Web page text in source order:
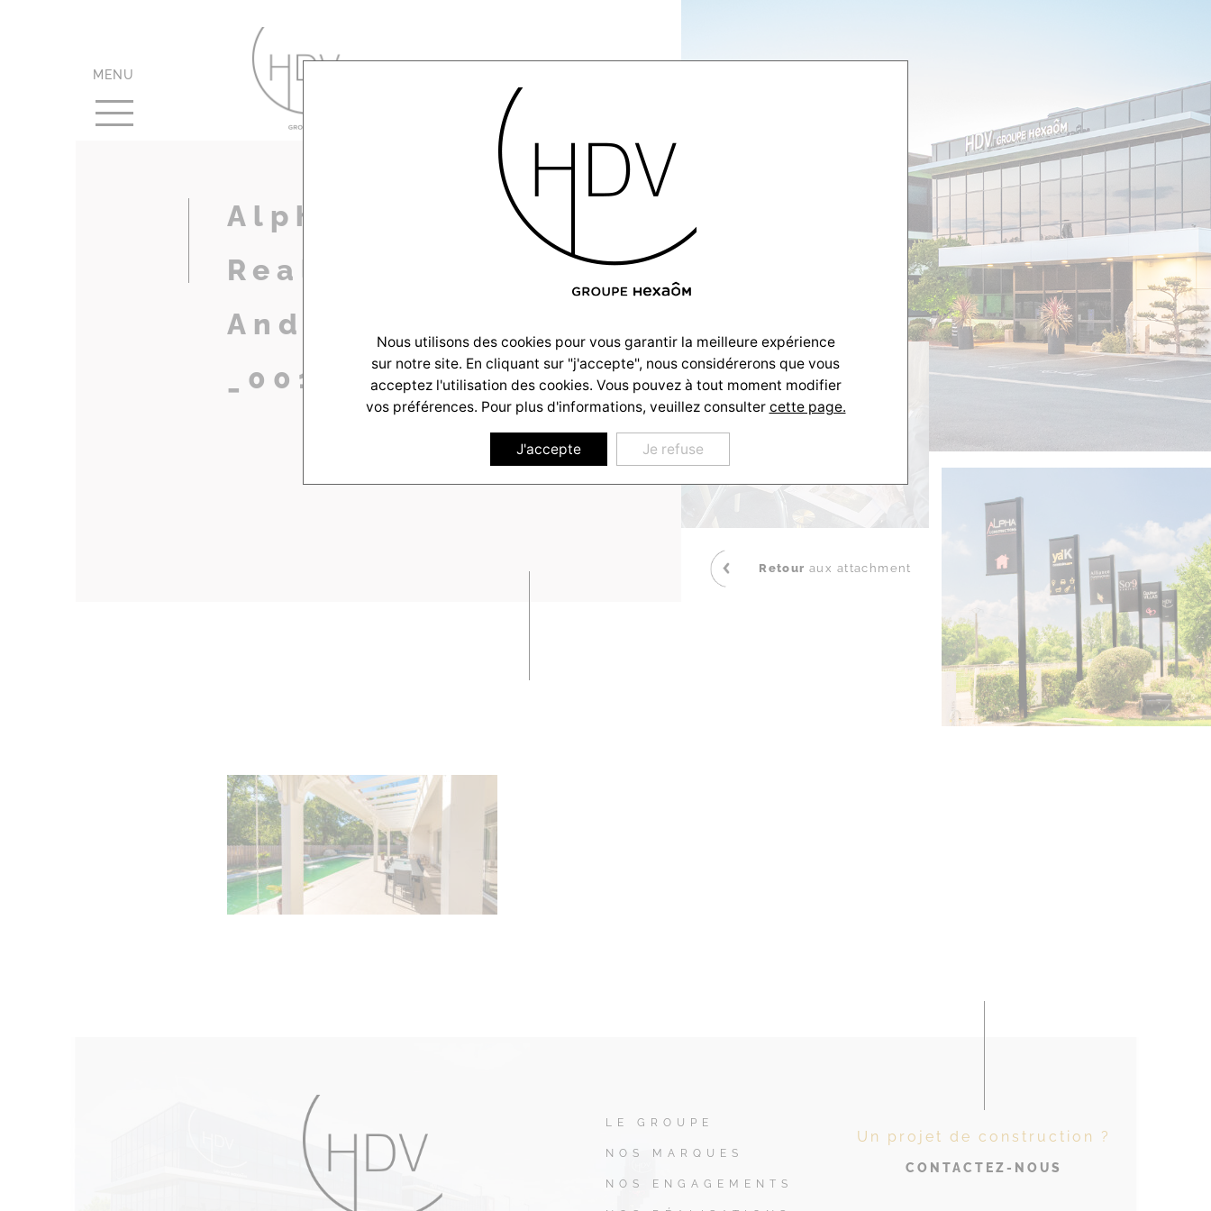
Alpha-
Realisation-
Andernos-2025–
_0019_DSC_9581
Retour aux attachment
MENU
LE GROUPE
NOS MARQUES
NOS ENGAGEMENTS
Un projet de construction ?
CONTACTEZ-NOUS
Nous utilisons des cookies pour vous garantir la meilleure expérience
sur notre site. En cliquant sur "j'accepte", nous considérerons que vous
acceptez l'utilisation des cookies. Vous pouvez à tout moment modifier
vos préférences. Pour plus d'informations, veuillez consulter cette page.
J'accepte Je refuse